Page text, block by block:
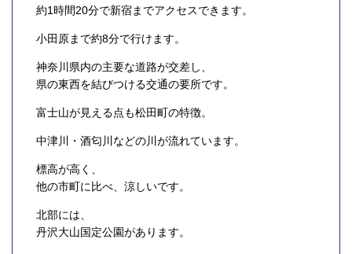
約1時間20分で新宿までアクセスできます。
小田原まで約8分で行けます。
神奈川県内の主要な道路が交差し、
県の東西を結びつける交通の要所です。
富士山が見える点も松田町の特徴。
中津川・酒匂川などの川が流れています。
標高が高く、
他の市町に比べ、涼しいです。
北部には、
丹沢大山国定公園があります。